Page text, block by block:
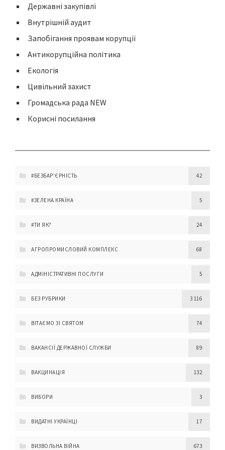
Державні закупівлі
Внутрішній аудит
Запобігання проявам корупції
Антикорупційна політика
Екологія
Цивільний захист
Громадська рада NEW
Корисні посилання
#БЕЗБАР'ЄРНІСТЬ 42
#ЗЕЛЕНА КРАЇНА 5
#ТИ ЯК? 24
АГРОПРОМИСЛОВИЙ КОМПЛЕКС 68
АДМІНІСТРАТИВНІ ПОСЛУГИ 5
БЕЗ РУБРИКИ 3 116
ВІТАЄМО ЗІ СВЯТОМ 74
ВАКАНСІЇ ДЕРЖАВНОЇ СЛУЖБИ 89
ВАКЦИНАЦІЯ 132
ВИБОРИ 3
ВИДАТНІ УКРАЇНЦІ 17
ВИЗВОЛЬНА ВІЙНА 673